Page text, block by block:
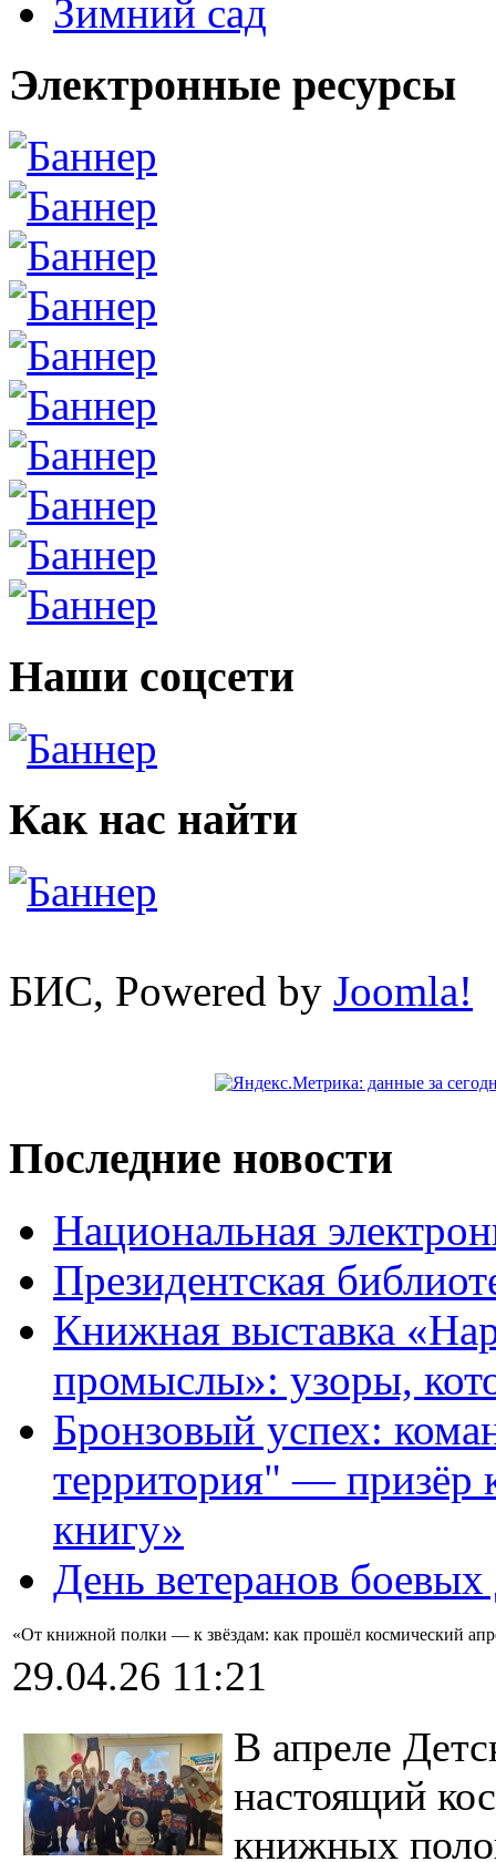
Зимний сад
Электронные ресурсы
Наши соцсети
Как нас найти
БИС, Powered by Joomla!
Последние новости
Национальная
Президентская
Книжная выставка
промыслы»: узоры,
Бронзовый успех:
территория" — призёр
книгу»
День ветеранов
«От книжной полки — к звёздам: как прошёл космический
29.04.26 11:21
В апреле
настоящий
книжных